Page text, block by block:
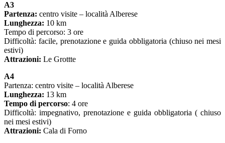
A3
Partenza: centro visite – località Alberese
Lunghezza: 10 km
Tempo di percorso: 3 ore
Difficoltà: facile, prenotazione e guida obbligatoria (chiuso nei mesi
estivi)
Attrazioni: Le Grottte
A4
Partenza: centro visite – località Alberese
Lunghezza: 13 km
Tempo di percorso: 4 ore
Difficoltà: impegnativo, prenotazione e guida obbligatoria ( chiuso
nei mesi estivi)
Attrazioni: Cala di Forno